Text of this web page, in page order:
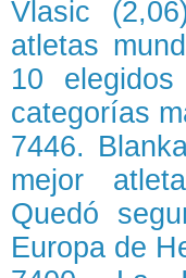
Vlasic
atletas
10
categorías
7446.
mejor
Quedó
Europa de